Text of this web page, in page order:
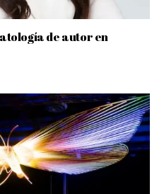
de autor en